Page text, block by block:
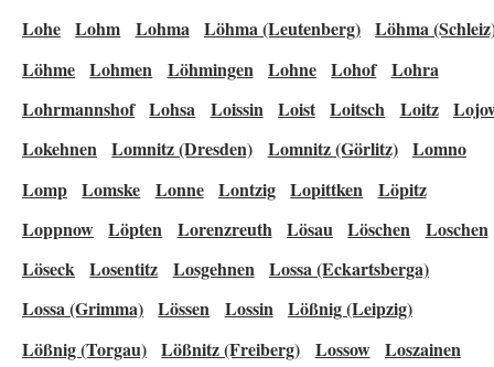
Lohe Lohm Lohma Löhma (Leutenberg) Löhma
Löhme Lohmen Löhmingen Lohne Lohof Lohra
Lohrmannshof Lohsa Loissin Loist Loitsch Loitz
Lokehnen Lomnitz (Dresden) Lomnitz (Görlitz) Lomno
Lomp Lomske Lonne Lontzig Lopittken
Löpitz
Loppnow Löpten Lorenzreuth Lösau Löschen
Loschen
Löseck Losentitz Losgehnen Lossa (Eckartsberga)
Lossa (Grimma) Lössen Lossin Lößnig (Leipzig)
Lößnig (Torgau) Lößnitz (Freiberg) Lossow Loszainen